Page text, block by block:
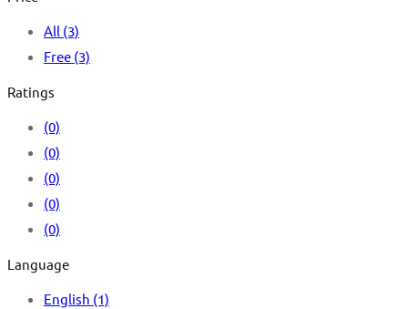
All (3)
Free (3)
Ratings
(0)
(0)
(0)
(0)
(0)
Language
English (1)